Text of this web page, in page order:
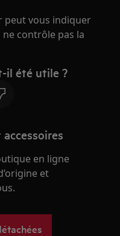
peut vous indiquer
contrôle pas la
il été utile ?
en ligne
et